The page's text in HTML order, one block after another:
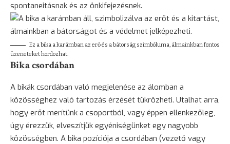
spontaneitásnak és az önkifejezésnek.
Ez a bika a karámban az erő és abátorság szimbóluma, álmainkban fontos
üzeneteket hordozhat.
Bika csordában
A bikák csordában való megjelenése az álomban a
közösséghez való tartozás érzését tükrözheti. Utalhat arra,
hogy erőt merítünk a csoportból, vagy éppen ellenkezőleg,
úgy érezzük, elveszítjük egyéniségünket egy nagyobb
közösségben. A bika pozíciója a csordában (vezető vagy